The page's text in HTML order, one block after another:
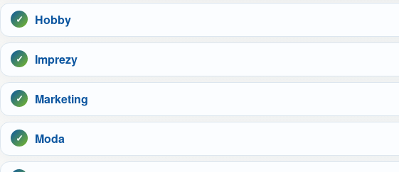
Hobby
Imprezy
Marketing
Moda